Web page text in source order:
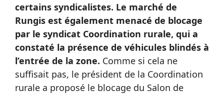
certains syndicalistes. Le marché de
Rungis est également menacé de blocage
par le syndicat Coordination rurale, qui a
constaté la présence de véhicules blindés à
l’entrée de la zone. Comme si cela ne
suffisait pas, le président de la Coordination
rurale a proposé le blocage du Salon de